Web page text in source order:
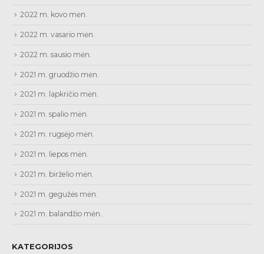
2022 m. kovo mėn.
2022 m. vasario mėn.
2022 m. sausio mėn.
2021 m. gruodžio mėn.
2021 m. lapkričio mėn.
2021 m. spalio mėn.
2021 m. rugsėjo mėn.
2021 m. liepos mėn.
2021 m. birželio mėn.
2021 m. gegužės mėn.
2021 m. balandžio mėn.
KATEGORIJOS